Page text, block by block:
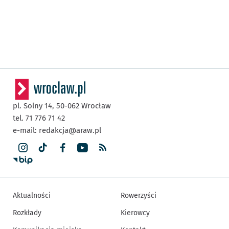
pl. Solny 14, 50-062 Wrocław
tel. 71 776 71 42
e-mail: redakcja@araw.pl
Aktualności
Rozkłady
Rowerzyści
Kierowcy